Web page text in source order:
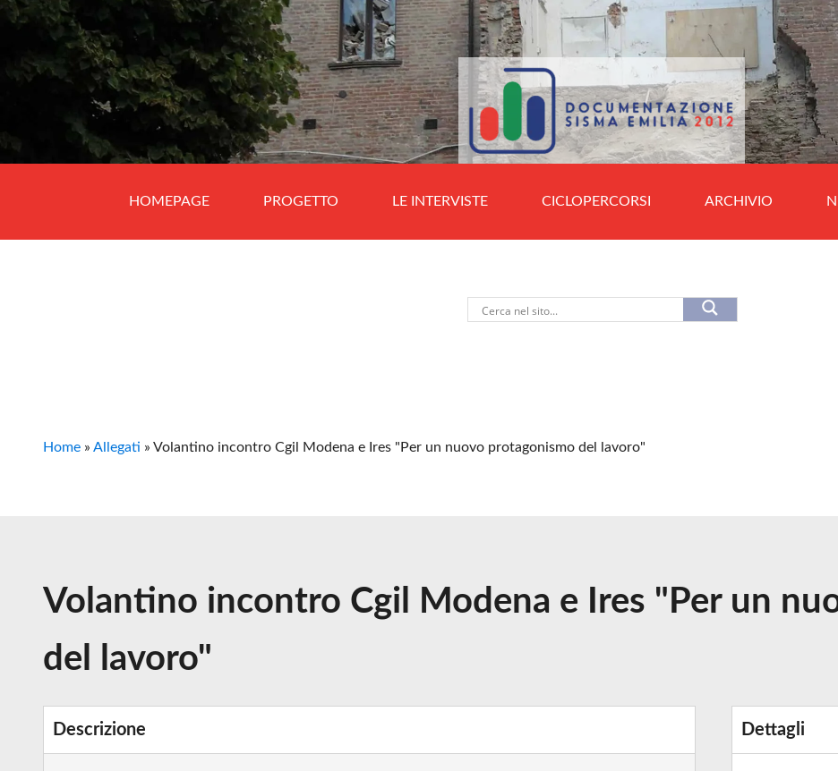
HOMEPAGE PROGETTO LE INTERVISTE CICLOPERCORSI ARCHIVIO
Home » Allegati » Volantino incontro Cgil Modena e Ires "Per un nuovo protagonismo del lavoro"
Volantino incontro Cgil Modena e Ires "Per un
del lavoro"
Descrizione Dettagli